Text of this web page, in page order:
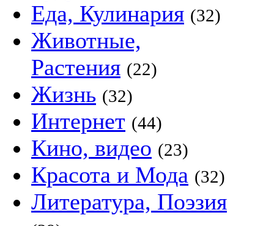
Еда, Кулинария (32)
Животные,
Растения (22)
Жизнь (32)
Интернет (44)
Кино, видео (23)
Красота и Мода (32)
Литература, Поэзия